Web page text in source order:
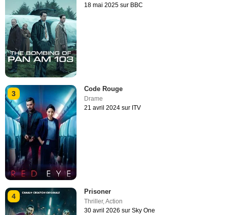
18 mai 2025 sur BBC
3
Code Rouge
Drame
21 avril 2024 sur ITV
4
Prisoner
Thriller,Action
30 avril 2026 sur Sky One